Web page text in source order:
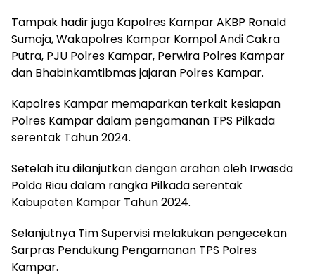
Tampak hadir juga Kapolres Kampar AKBP Ronald
Sumaja, Wakapolres Kampar Kompol Andi Cakra
Putra, PJU Polres Kampar, Perwira Polres Kampar
dan Bhabinkamtibmas jajaran Polres Kampar.
Kapolres Kampar memaparkan terkait kesiapan
Polres Kampar dalam pengamanan TPS Pilkada
serentak Tahun 2024.
Setelah itu dilanjutkan dengan arahan oleh Irwasda
Polda Riau dalam rangka Pilkada serentak
Kabupaten Kampar Tahun 2024.
Selanjutnya Tim Supervisi melakukan pengecekan
Sarpras Pendukung Pengamanan TPS Polres
Kampar.